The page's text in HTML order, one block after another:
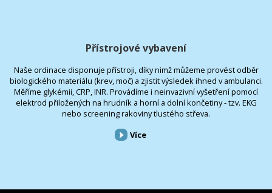
Přístrojové vybavení
Naše ordinace disponuje přístroji, díky nimž můžeme provést odběr
biologického materiálu (krev, moč) a zjistit výsledek ihned v ambulanci.
Měříme glykémii, CRP, INR. Provádíme i neinvazivní vyšetření pomocí
elektrod přiložených na hrudník a horní a dolní končetiny - tzv. EKG
nebo screening rakoviny tlustého střeva.
Více